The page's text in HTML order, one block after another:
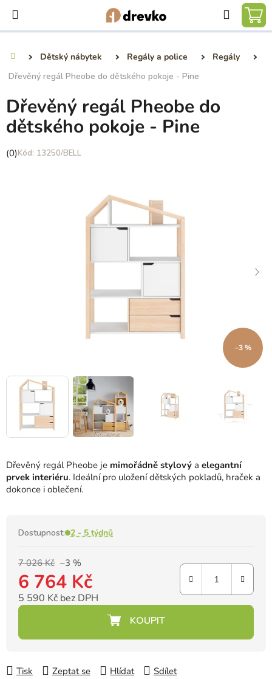
obsah
Hledat
Dětský nábytek Regály a police
Regály
Dřevěný regál Pheobe do dětského pokoje - Pine
Dřevěný regál Pheobe je mimořádně stylový a elegantní
prvek interiéru. Ideální pro uložení dětských pokladů, hraček a
dokonce i oblečení.
Dostupnost: 2 - 5 týdnů
7 026 Kč –3 %
6 764 Kč
5 590 Kč bez DPH
Tisk Zeptat se Hlídat Sdílet
Dřevěný regál Pheobe do
dětského pokoje - Pine
Průměrné
(0) 13250/BELL
–3 %